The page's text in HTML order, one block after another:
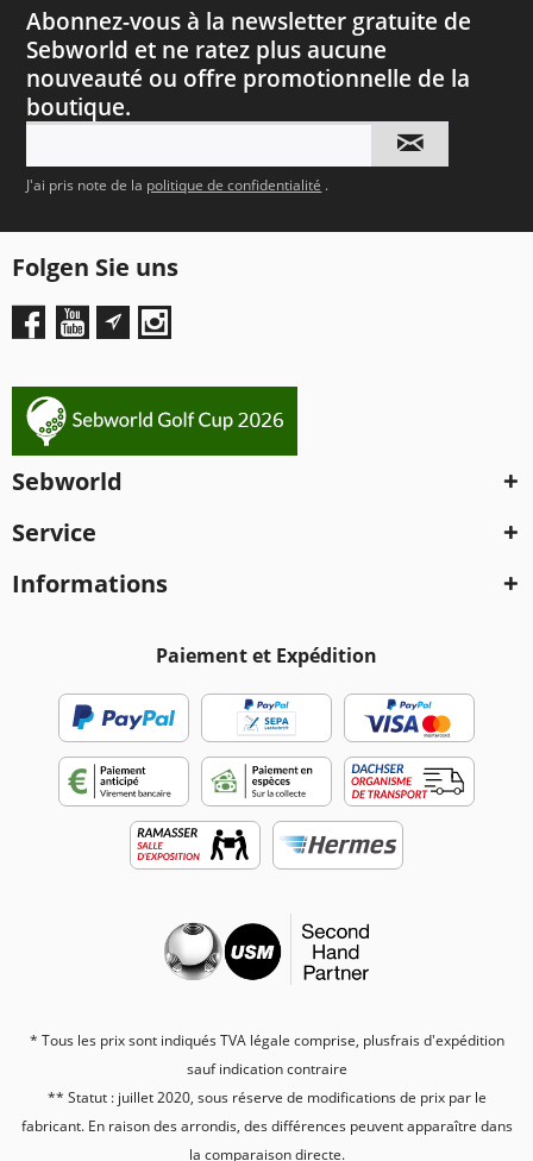
Abonnez-vous à la newsletter gratuite de
Sebworld et ne ratez plus aucune
nouveauté ou offre promotionnelle de la
boutique.
J'ai pris note de la politique de confidentialité .
Folgen Sie uns
Sebworld
Service
Informations
Paiement et Expédition
* Tous les prix sont indiqués TVA légale comprise, plusfrais d'expédition
sauf indication contraire
** Statut : juillet 2020, sous réserve de modifications de prix par le
fabricant. En raison des arrondis, des différences peuvent apparaître dans
la comparaison directe.